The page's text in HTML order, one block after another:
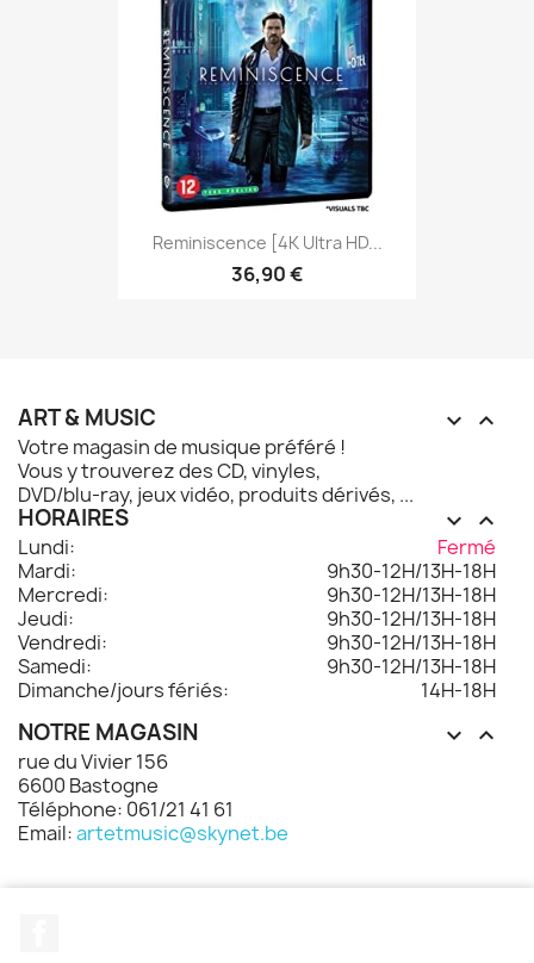
Reminiscence [4K Ultra HD...
36,90 €
ART & MUSIC  
Votre magasin de musique préféré !
Vous y trouverez des CD, vinyles,
DVD/blu-ray, jeux vidéo, produits dérivés, ...
HORAIRES  
Lundi:
Fermé
Mardi:
9h30-12H/13H-18H
Mercredi:
9h30-12H/13H-18H
Jeudi:
9h30-12H/13H-18H
Vendredi:
9h30-12H/13H-18H
Samedi:
9h30-12H/13H-18H
Dimanche/jours fériés:
14H-18H
NOTRE MAGASIN  
rue du Vivier 156
6600 Bastogne
Téléphone: 061/21 41 61
Email:artetmusic@skynet.be